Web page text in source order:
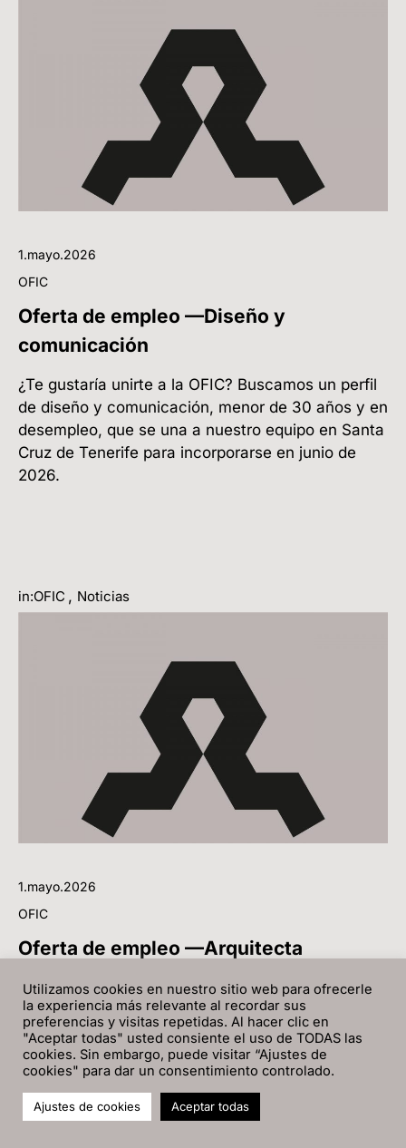
1.mayo.2026
OFIC
Oferta de empleo —Diseño y
comunicación
¿Te gustaría unirte a la OFIC? Buscamos un perfil
de diseño y comunicación, menor de 30 años y en
desempleo, que se una a nuestro equipo en Santa
Cruz de Tenerife para incorporarse en junio de
2026.
in:OFIC , Noticias
1.mayo.2026
OFIC
Oferta de empleo —Arquitecta
¿Te gustaría unirte a la OFIC? Buscamos un perfil
de arquitecta, menor de 30 años y en desempleo,
que se una a nuestro equipo en Santa Cruz de
Tenerife para incorporarse en junio de 2026.
Utilizamos cookies en nuestro sitio web para ofrecerle
la experiencia más relevante al recordar sus
preferencias y visitas repetidas. Al hacer clic en
"Aceptar todas" usted consiente el uso de TODAS las
cookies. Sin embargo, puede visitar “Ajustes de
cookies" para dar un consentimiento controlado.
Ajustes de cookies Aceptar todas